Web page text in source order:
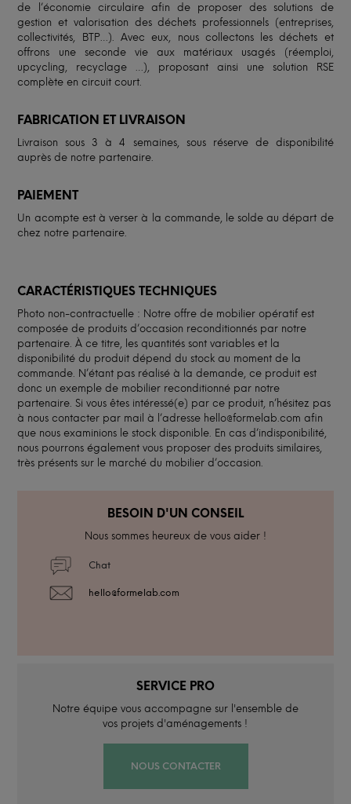
de l’économie circulaire afin de proposer des solutions de
gestion et valorisation des déchets professionnels (entreprises,
collectivités, BTP…). Avec eux, nous collectons les déchets et
offrons une seconde vie aux matériaux usagés (réemploi,
upcycling, recyclage …), proposant ainsi une solution RSE
complète en circuit court.
FABRICATION ET LIVRAISON
Livraison sous 3 à 4 semaines, sous réserve de disponibilité
auprès de notre partenaire.
PAIEMENT
Un acompte est à verser à la commande, le solde au départ de
chez notre partenaire.
CARACTÉRISTIQUES TECHNIQUES
Photo non-contractuelle : Notre offre de mobilier opératif est
composée de produits d’occasion reconditionnés par notre
partenaire. À ce titre, les quantités sont variables et la
disponibilité du produit dépend du stock au moment de la
commande. N’étant pas réalisé à la demande, ce produit est
donc un exemple de mobilier reconditionné par notre
partenaire. Si vous êtes intéressé(e) par ce produit, n’hésitez pas
à nous contacter par mail à l’adresse hello@formelab.com afin
que nous examinions le stock disponible. En cas d’indisponibilité,
nous pourrons également vous proposer des produits similaires,
très présents sur le marché du mobilier d’occasion.
BESOIN D'UN CONSEIL
Nous sommes heureux de vous aider !
Chat
hello@formelab.com
SERVICE PRO
Notre équipe vous accompagne sur l'ensemble de
vos projets d'aménagements !
NOUS CONTACTER